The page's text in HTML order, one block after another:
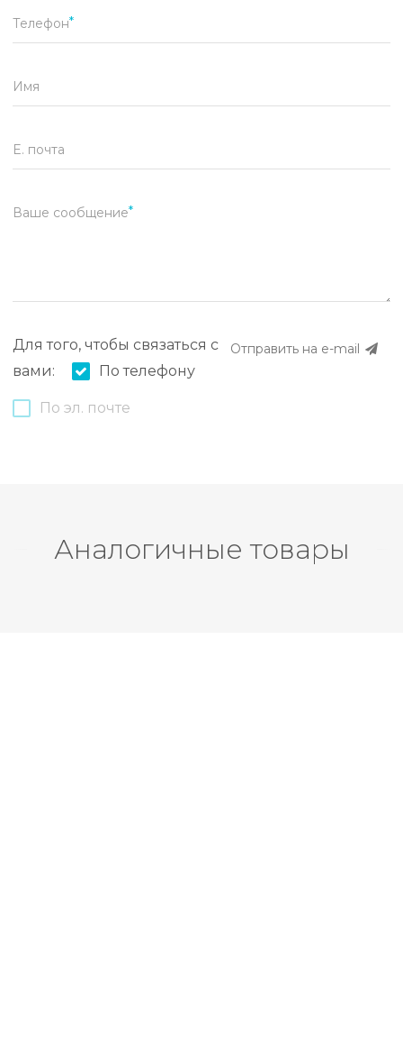
Телефон
Имя
E. почта
Ваше сообщение
Отправить на e-mail
Для того, чтобы связаться с
вами:
По телефону
По эл. почте
Аналогичные товары